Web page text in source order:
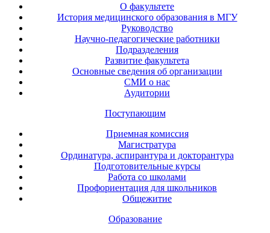
О факультете
История медицинского образования в МГУ
Руководство
Научно-педагогические работники
Подразделения
Развитие факультета
Основные сведения об организации
СМИ о нас
Аудитории
Поступающим
Приемная комиссия
Магистратура
Ординатура, аспирантура и докторантура
Подготовительные курсы
Работа со школами
Профориентация для школьников
Общежитие
Образование